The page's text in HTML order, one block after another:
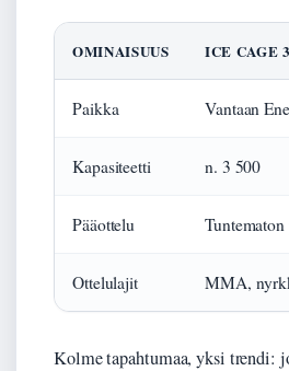
OMINAISUUS ICE CAGE
Paikka Vantaan
Kapasiteetti n. 3 500
Pääottelu
Ottelulajit MMA,
Kolme tapahtumaa, yksi trendi: